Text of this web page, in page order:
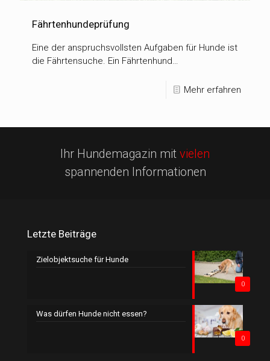
Fährtenhundeprüfung
Eine der anspruchsvollsten Aufgaben für Hunde ist
die Fährtensuche. Ein Fährtenhund…
Mehr erfahren
Ihr Hundemagazin mit vielen
spannenden Informationen
Letzte Beiträge
0
Zielobjektsuche für Hunde
0
Was dürfen Hunde nicht essen?